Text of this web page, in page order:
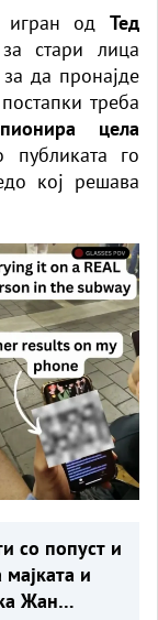
игран од Тед
стари лица
за да пронајде
треба
цела
публиката го
кој решава
со попуст и
и
Жан